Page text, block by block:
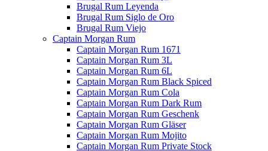
Brugal Rum Leyenda
Brugal Rum Siglo de Oro
Brugal Rum Viejo
Captain Morgan Rum
Captain Morgan Rum 1671
Captain Morgan Rum 3L
Captain Morgan Rum 6L
Captain Morgan Rum Black Spiced
Captain Morgan Rum Cola
Captain Morgan Rum Dark Rum
Captain Morgan Rum Geschenk
Captain Morgan Rum Gläser
Captain Morgan Rum Mojito
Captain Morgan Rum Private Stock